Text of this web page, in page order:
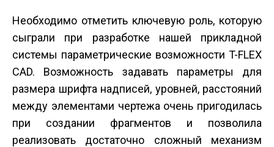
Необходимо отметить ключевую роль, которую
сыграли при разработке нашей прикладной
системы параметрические возможности T-FLEX
CAD. Возможность задавать параметры для
размера шрифта надписей, уровней, расстояний
между элементами чертежа очень пригодилась
при создании фрагментов и позволила
реализовать достаточно сложный механизм